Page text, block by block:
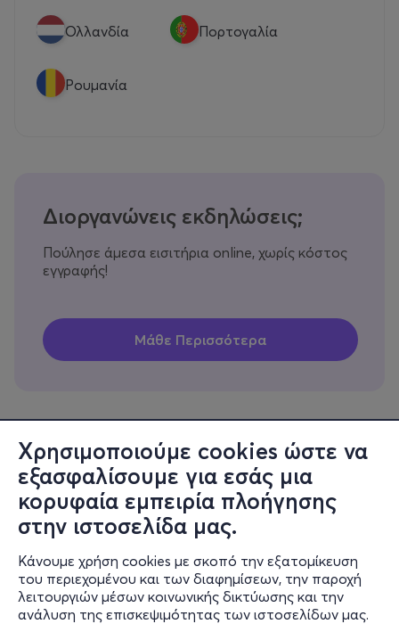
Χρησιμοποιούμε cookies ώστε να
εξασφαλίσουμε για εσάς μια
κορυφαία εμπειρία πλοήγησης
στην ιστοσελίδα μας.
Κάνουμε χρήση cookies με σκοπό την εξατομίκευση
του περιεχομένου και των διαφημίσεων, την παροχή
λειτουργιών μέσων κοινωνικής δικτύωσης και την
ανάλυση της επισκεψιμότητας των ιστοσελίδων μας.
Ολλανδία Πορτογαλία
Ρουμανία
Διοργανώνεις εκδηλώσεις;
Πούλησε άμεσα εισιτήρια online, χωρίς κόστος
εγγραφής!
Πληροφορίες
Υποστήριξη
Stay Connected